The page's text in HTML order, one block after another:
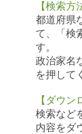
【検索方
都道府県
て、「検
す。
政治家名
を押して
【ダウン
検索など
内容をダ